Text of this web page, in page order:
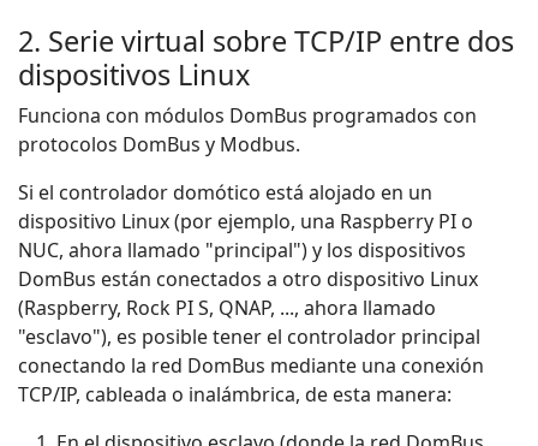
2. Serie virtual sobre TCP/IP entre dos
dispositivos Linux
Funciona con módulos DomBus programados con
protocolos DomBus y Modbus.
Si el controlador domótico está alojado en un
dispositivo Linux (por ejemplo, una Raspberry PI o
NUC, ahora llamado "principal") y los dispositivos
DomBus están conectados a otro dispositivo Linux
(Raspberry, Rock PI S, QNAP, ..., ahora llamado
"esclavo"), es posible tener el controlador principal
conectando la red DomBus mediante una conexión
TCP/IP, cableada o inalámbrica, de esta manera: